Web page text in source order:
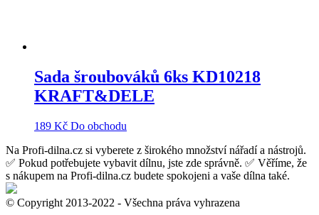
Sada šroubováků 6ks KD10218
KRAFT&DELE
189 Kč Do obchodu
Na Profi-dilna.cz si vyberete z širokého množství nářadí a nástrojů.
✅ Pokud potřebujete vybavit dílnu, jste zde správně. ✅ Věříme, že
s nákupem na Profi-dilna.cz budete spokojeni a vaše dílna také.
© Copyright 2013-2022 - Všechna práva vyhrazena